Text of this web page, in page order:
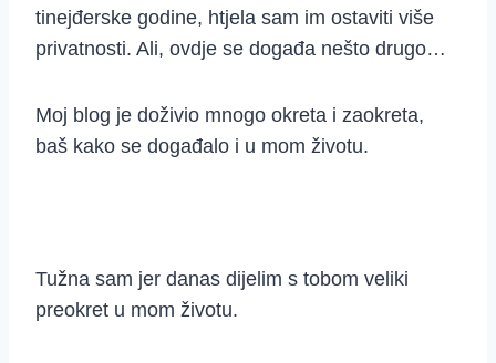
tinejđerske godine, htjela sam im ostaviti više
privatnosti. Ali, ovdje se događa nešto drugo…
Moj blog je doživio mnogo okreta i zaokreta,
baš kako se događalo i u mom životu.
Tužna sam jer danas dijelim s tobom veliki
preokret u mom životu.